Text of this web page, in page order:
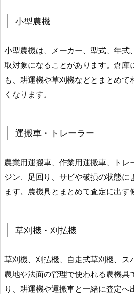
小型農機
小型農機は、メーカー、型式、年式
取対象になることがあります。倉庫
も、耕運機や草刈機などとまとめて
くなります。
運搬車・トレーラー
農業用運搬車、作業用運搬車、トレ
ジン、足回り、サビや破損の状態に
ます。農機具とまとめて査定に出す
草刈機・刈払機
草刈機、刈払機、自走式草刈機、ス
農地や法面の管理で使われる農機具
り、耕運機や運搬車と一緒に査定へ